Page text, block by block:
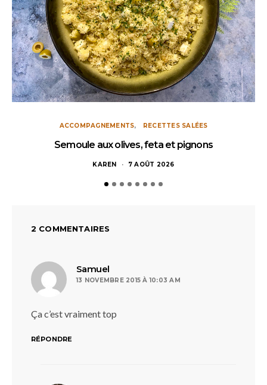
ACCOMPAGNEMENTS RECETTES SALÉES
Semoule aux olives, feta et pignons
KAREN 7 AOÛT 2026
2 COMMENTAIRES
Samuel
13 NOVEMBRE 2015 À 10:03 AM
Ça c’est vraiment top
RÉPONDRE